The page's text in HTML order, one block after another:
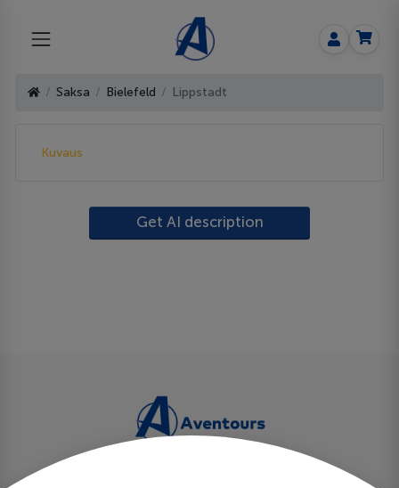
Saksa Bielefeld Lippstadt
Kuvaus
Get AI description